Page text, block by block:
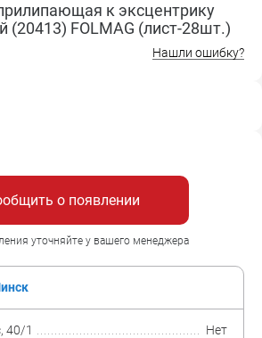
к эксцентрику
(20413) FOLMAG (лист-28шт.)
Нашли ошибку?
о появлении
уточняйте у вашего менеджера
40/1
Нет